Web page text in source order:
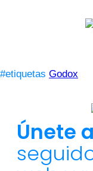
#etiquetas Godox
Únete